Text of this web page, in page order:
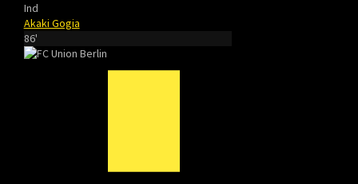
Ind
Akaki Gogia
86'